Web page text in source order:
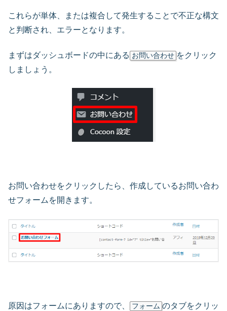
これらが単体、または複合して発生することで不正な構文
と判断され、エラーとなります。
まずはダッシュボードの中にある お問い合わせ をクリック
しましょう。
お問い合わせをクリックしたら、作成しているお問い合わ
せフォームを開きます。
原因はフォームにありますので、 フォーム のタブをクリッ